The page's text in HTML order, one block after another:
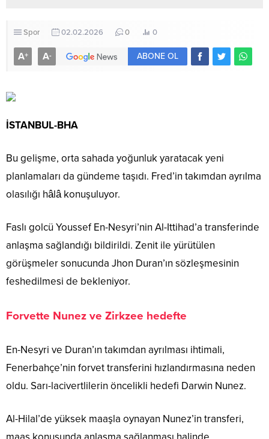
Spor 02.02.2026 0 0
A+ A- ABONE OL
İSTANBUL-BHA
Bu gelişme, orta sahada yoğunluk yaratacak yeni
planlamaları da gündeme taşıdı. Fred’in takımdan ayrılma
olasılığı hâlâ konuşuluyor.
Faslı golcü Youssef En-Nesyri’nin Al-Ittihad’a transferinde
anlaşma sağlandığı bildirildi. Zenit ile yürütülen
görüşmeler sonucunda Jhon Duran’ın sözleşmesinin
feshedilmesi de bekleniyor.
Forvette Nunez ve Zirkzee hedefte
En-Nesyri ve Duran’ın takımdan ayrılması ihtimali,
Fenerbahçe’nin forvet transferini hızlandırmasına neden
oldu. Sarı-lacivertlilerin öncelikli hedefi Darwin Nunez.
Al-Hilal’de yüksek maaşla oynayan Nunez’in transferi,